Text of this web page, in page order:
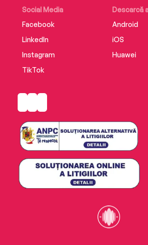
Social Media
Facebook
LinkedIn
Instagram
TikTok
Descarcă
Android
iOS
Huawei